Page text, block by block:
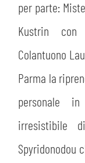
per parte:
Kustrin con
Colantuono
Parma la
personale
irresistibile
Spyridonodou